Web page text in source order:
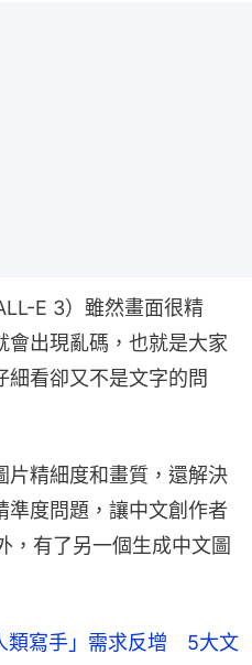
E 3）雖然畫面很精
會出現亂碼，也就是大家
看卻又不是文字的問
片精細度和畫質，還解決
準度問題，讓中文創作者
有了另一個生成中文圖
類寫手」需求反增 5大文